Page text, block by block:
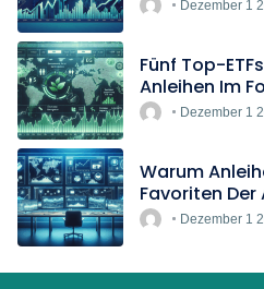
Dezember 1
Fünf Top-
Anleihen Im
Dezember 1
Warum
Favoriten
Dezember 1